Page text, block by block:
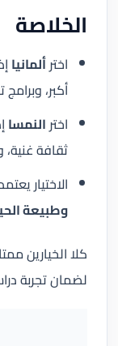
الخلاصة
اخترألمانيا
أكبر،
اخترالنمسا
ثقافة غنية،
الاختيار
وطبيعة
كلا الخيارين
لضمان تجربة